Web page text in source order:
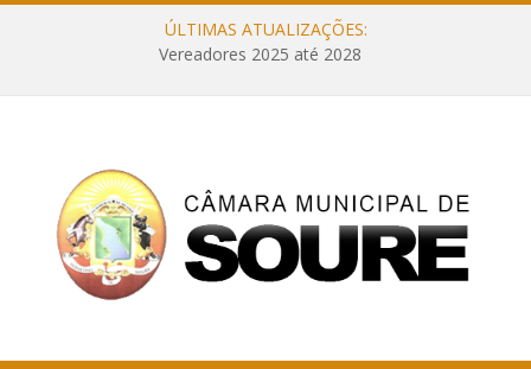
ÚLTIMAS ATUALIZAÇÕES:
Vereadores 2025 até 2028